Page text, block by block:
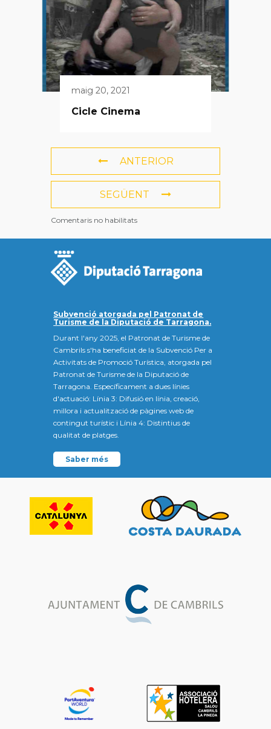
maig 20, 2021
Cicle Cinema
ANTERIOR
SEGÜENT
Comentaris no habilitats
Subvenció atorgada pel Patronat de
Turisme de la Diputació de Tarragona.
Durant l'any 2025, el Patronat de Turisme de
Cambrils s'ha beneficiat de la Subvenció Per a
Activitats de Promoció Turística, atorgada pel
Patronat de Turisme de la Diputació de
Tarragona. Específicament a dues línies
d'actuació: Línia 3: Difusió en línia, creació,
millora i actualització de pàgines web de
contingut turístic i Línia 4: Distintius de
qualitat de platges.
Saber més